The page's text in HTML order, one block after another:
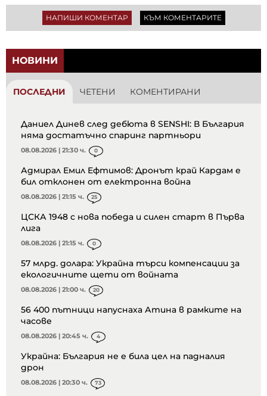
НАПИШИ КОМЕНТАР КЪМ КОМЕНТАРИТЕ
НОВИНИ
ПОСЛЕДНИ ЧЕТЕНИ КОМЕНТИРАНИ
Даниел Динев след дебюта в SENSHI: В България
няма достатъчно спаринг партньори
08.08.2026 | 21:30 ч. 0
Адмирал Емил Ефтимов: Дронът край Кардам е
бил отклонен от електронна война
08.08.2026 | 21:15 ч. 25
ЦСКА 1948 с нова победа и силен старт в Първа
лига
08.08.2026 | 21:15 ч. 0
57 млрд. долара: Украйна търси компенсации за
екологичните щети от войната
08.08.2026 | 21:00 ч. 20
56 400 пътници напуснаха Атина в рамките на
часове
08.08.2026 | 20:45 ч. 4
Украйна: България не е била цел на падналия
дрон
08.08.2026 | 20:30 ч. 73